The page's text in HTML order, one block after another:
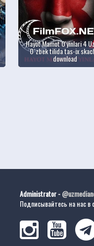
Hayot Mamot O'yinlari 4
O`zbek tilida tas-ix
download
Administrator -
Подписывайтесь на нас в